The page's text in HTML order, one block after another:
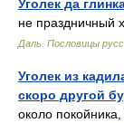
Уголек да
не
Даль. Пословицы
Уголек из
скоро другой
около